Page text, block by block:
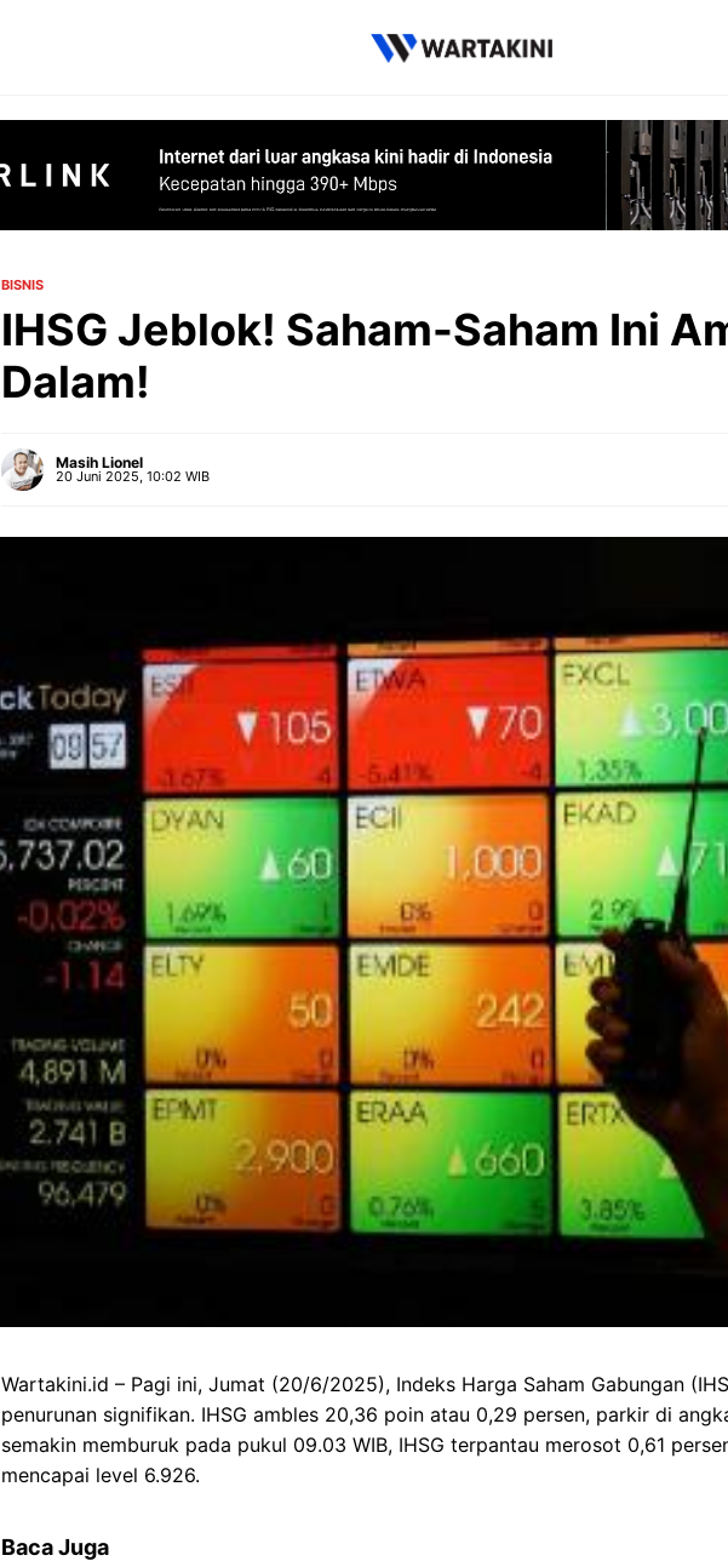
BISNIS
IHSG Jeblok! Saham-Saham Ini
Dalam!
Masih Lionel
20 Juni 2025, 10:02 WIB
Wartakini.id – Pagi ini, Jumat (20/6/2025), Indeks Harga Saham Gabungan
penurunan signifikan. IHSG ambles 20,36 poin atau 0,29 persen, parkir di
semakin memburuk pada pukul 09.03 WIB, IHSG terpantau merosot 0,61
mencapai level 6.926.
Baca Juga